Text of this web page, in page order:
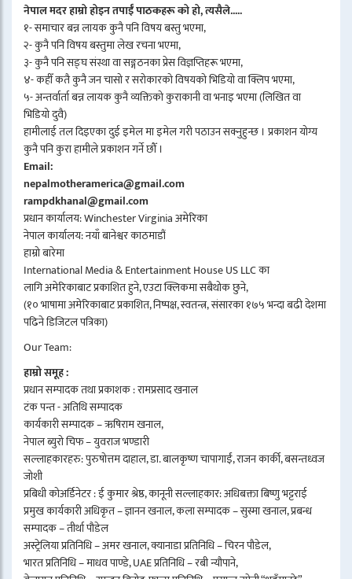
नेपाल मदर हाम्रो होइन तपाईँ पाठकहरू को हो, त्यसैले.....
१- समाचार बन्न लायक कुनै पनि विषय बस्तु भएमा,
२- कुनै पनि विषय बस्तुमा लेख रचना भएमा,
३- कुनै पनि सङ्घ संस्था वा सङ्गठनका प्रेस विज्ञप्तिहरू भएमा,
४- कहीँ कतै कुनै जन चासो र सरोकारको विषयको भिडियो वा क्लिप भएमा,
५- अन्तर्वार्ता बन्न लायक कुनै व्यक्तिको कुराकानी वा भनाइ भएमा (लिखित वा
भिडियो दुवै)
हामीलाई तल दिइएका दुई इमेल मा इमेल गरी पठाउन सक्नुहुन्छ । प्रकाशन योग्य
कुनै पनि कुरा हामीले प्रकाशन गर्ने छौँ ।
Email:
nepalmotheramerica@gmail.com
rampdkhanal@gmail.com
प्रधान कार्यालय: Winchester Virginia अमेरिका
नेपाल कार्यालय: नयाँ बानेश्वर काठमाडौं
हाम्रो बारेमा
International Media & Entertainment House US LLC का
लागि अमेरिकाबाट प्रकाशित हुने, एउटा क्लिकमा सबैथोक छुने,
(१० भाषामा अमेरिकाबाट प्रकाशित, निष्पक्ष, स्वतन्त्र, संसारका १७५ भन्दा बढी देशमा
पढिने डिजिटल पत्रिका)
Our Team:
हाम्रो समूह :
प्रधान सम्पादक तथा प्रकाशक : रामप्रसाद खनाल
टंक पन्त - अतिथि सम्पादक
कार्यकारी सम्पादक – ऋषिराम खनाल,
नेपाल ब्युरो चिफ – युवराज भण्डारी
सल्लाहकारहरु: पुरुषोत्तम दाहाल, डा. बालकृष्ण चापागाईं, राजन कार्की, बसन्तध्वज
जोशी
प्रबिधी कोअर्डिनेटर : ई कुमार श्रेष्ठ, कानूनी सल्लाहकार: अधिबक्ता बिष्णु भट्टराई
प्रमुख कार्यकारी अधिकृत – ज्ञानन खनाल, कला सम्पादक – सुस्मा खनाल, प्रबन्ध
सम्पादक – तीर्था पौडेल
अस्ट्रेलिया प्रतिनिधि – अमर खनाल, क्यानाडा प्रतिनिधि – चिरन पौडेल,
भारत प्रतिनिधि – माधव पाण्डे, UAE प्रतिनिधि – रबी न्यौपाने,